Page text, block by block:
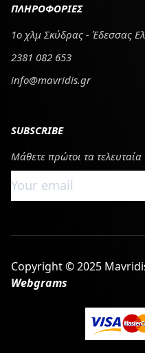
ΠΛΗΡΟΦΟΡΙΕΣ
1ο χλμ Σκύδρας - Έδεσσας
2381 082 653
info@mavridis.gr
SUBSCRIBE
Μάθετε πρώτοι τα
Copyright © 2025
Webgrams